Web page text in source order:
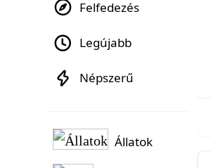
Felfedezés
Legújabb
Népszerű
Állatok